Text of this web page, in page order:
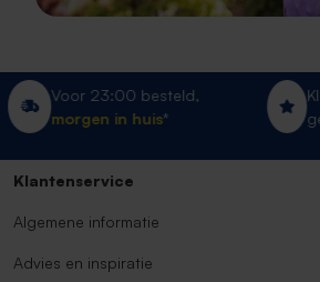
Klanten beoordelen ons
gemiddeld
Klantenservice
Algemene informatie
Advies en inspiratie